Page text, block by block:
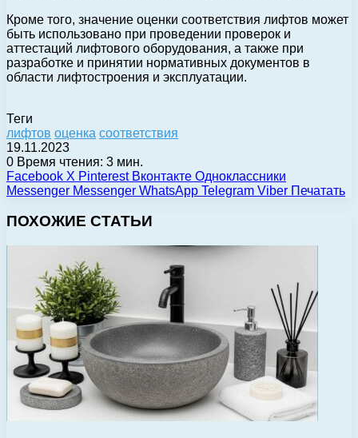
Кроме того, значение оценки соответствия лифтов может
быть использовано при проведении проверок и
аттестаций лифтового оборудования, а также при
разработке и принятии нормативных документов в
области лифтостроения и эксплуатации.
Теги
лифтов оценка соответствия
19.11.2023
0 Время чтения: 3 мин.
Facebook X Pinterest Вконтакте Одноклассники
Messenger Messenger WhatsApp Telegram Viber Печатать
ПОХОЖИЕ СТАТЬИ